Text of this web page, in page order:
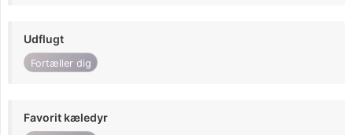
Udflugt
Fortæller dig
Favorit kæledyr